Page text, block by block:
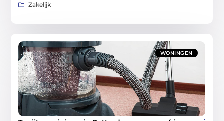
Zakelijk
WONINGEN